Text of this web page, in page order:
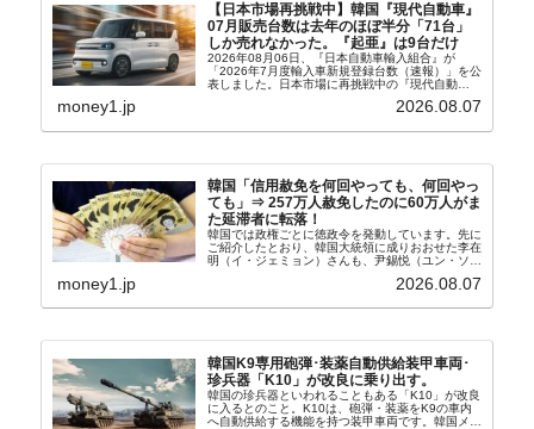
【日本市場再挑戦中】韓国『現代自動車』
07月販売台数は去年のほぼ半分「71台」
しか売れなかった。『起亜』は9台だけ
2026年08月06日、『日本自動車輸入組合』が
「2026年7月度輸入車新規登録台数（速報）」を公
表しました。日本市場に再挑戦中の『現代自動
台数はこの中に捉えられているはずです。先月から
money1.jp 2026.08.07
韓国「信用赦免を何回やっても、何回やっ
ても」⇒ 257万人赦免したのに60万人がま
た延滞者に転落！
韓国では政権ごとに徳政令を発動しています。先に
ご紹介したとおり、韓国大統領に成りおおせた李在
明（イ・ジェミョン）さんも、尹錫悦（ユン・ソギ
バンクにして不良債権の買い取りを行い、分割償還
money1.jp 2026.08.07
韓国K9専用砲弾･装薬自動供給装甲車両･
珍兵器「K10」が改良に乗り出す。
韓国の珍兵器といわれることもある「K10」が改良
に入るとのこと。K10は、砲弾・装薬をK9の車内
へ自動供給する機能を持つ装甲車両です。韓国メデ